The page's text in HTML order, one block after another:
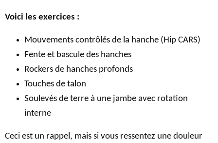
Voici les exercices :
Mouvements contrôlés de la hanche (Hip CARS)
Fente et bascule des hanches
Rockers de hanches profonds
Touches de talon
Soulevés de terre à une jambe avec rotation
interne
Ceci est un rappel, mais si vous ressentez une douleur